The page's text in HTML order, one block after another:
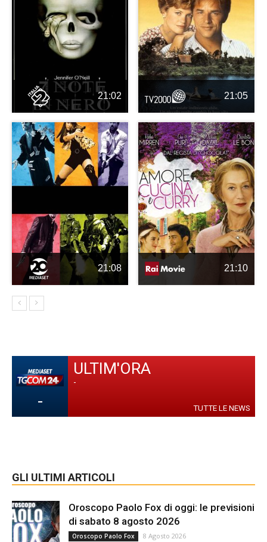
21:02 21:05
21:08 21:10
-
ULTIM'ORA
-
TUTTE LE NEWS
GLI ULTIMI ARTICOLI
Oroscopo Paolo Fox di oggi: le previsioni
di sabato 8 agosto 2026
Oroscopo Paolo Fox 8 Agosto 2026